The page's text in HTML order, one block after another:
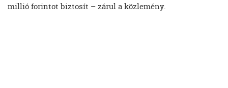
millió forintot biztosít – zárul a közlemény.